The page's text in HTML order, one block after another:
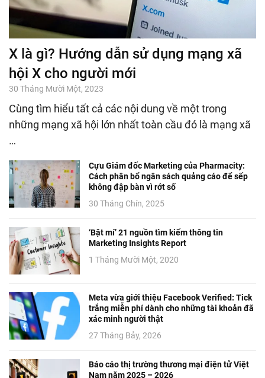
X là gì? Hướng dẫn sử dụng mạng xã
hội X cho người mới
30 Tháng Mười Một, 2023
Cùng tìm hiểu tất cả các nội dung về một trong
những mạng xã hội lớn nhất toàn cầu đó là mạng xã
…
Cựu Giám đốc Marketing của Pharmacity:
Cách phân bổ ngân sách quảng cáo để sếp
không đập bàn vì rớt số
30 Tháng Chín, 2025
‘Bật mí’ 21 nguồn tìm kiếm thông tin
Marketing Insights Report
1 Tháng Mười Một, 2020
Meta vừa giới thiệu Facebook Verified: Tick
trắng miễn phí dành cho những tài khoản đã
xác minh người thật
27 Tháng Bảy, 2026
Báo cáo thị trường thương mại điện tử Việt
Nam năm 2025 – 2026